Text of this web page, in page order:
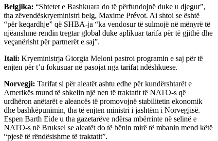
Belgjika: “Shtetet e Bashkuara do të përfundojnë duke u djegur”,
tha zëvendëskryeministri belg, Maxime Prévot. Ai shtoi se është
“për keqardhje” që SHBA-ja “ka vendosur të sulmojë në mënyrë të
njëanshme rendin tregtar global duke aplikuar tarifa për të gjithë dhe
veçanërisht për partnerët e saj”.
Itali: Kryeministrja Giorgia Meloni pastroi programin e saj për të
enjten për t’u fokusuar në pasojat nga tarifat ndëshkuese.
Norvegji: Tarifat si për aleatët ashtu edhe për kundërshtarët e
Amerikës mund të shkelin një nen të traktatit të NATO-s që
urdhëron anëtarët e aleancës të promovojnë stabilitetin ekonomik
dhe bashkëpunimin, tha të enjten ministri i jashtëm i Norvegjisë.
Espen Barth Eide u tha gazetarëve ndërsa mbërrinte në selinë e
NATO-s në Bruksel se aleatët do të bënin mirë të mbanin mend këtë
“pjesë të rëndësishme të traktatit”.